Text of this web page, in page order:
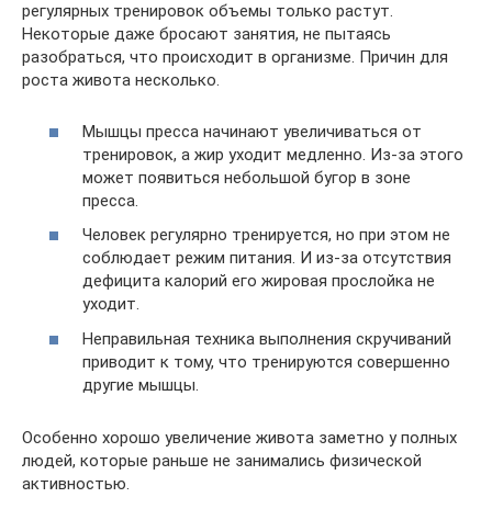
регулярных тренировок объемы только растут.
Некоторые даже бросают занятия, не пытаясь
разобраться, что происходит в организме. Причин для
роста живота несколько.
Мышцы пресса начинают увеличиваться от
тренировок, а жир уходит медленно. Из-за этого
может появиться небольшой бугор в зоне
пресса.
Человек регулярно тренируется, но при этом не
соблюдает режим питания. И из-за отсутствия
дефицита калорий его жировая прослойка не
уходит.
Неправильная техника выполнения скручиваний
приводит к тому, что тренируются совершенно
другие мышцы.
Особенно хорошо увеличение живота заметно у полных
людей, которые раньше не занимались физической
активностью.